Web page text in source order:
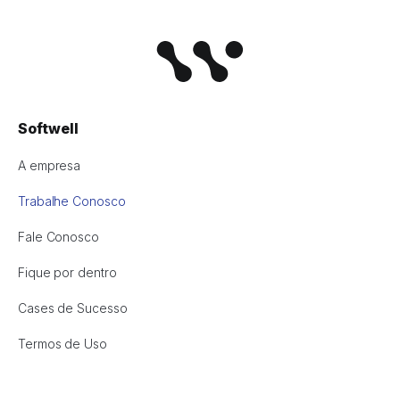
Softwell
A empresa
Trabalhe Conosco
Fale Conosco
Fique por dentro
Cases de Sucesso
Termos de Uso